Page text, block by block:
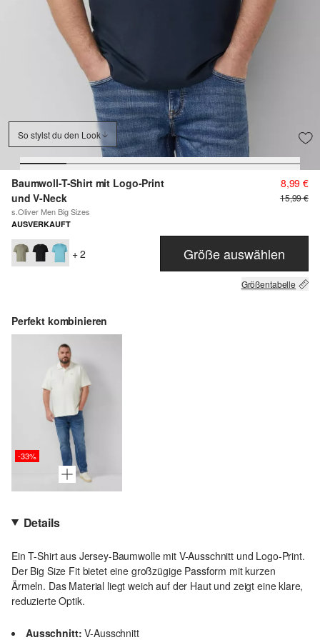
So stylst du den Look
Baumwoll-T-Shirt mit Logo-Print
und V-Neck
s.Oliver Men Big Sizes
8,99 €
15,99 €
AUSVERKAUFT
+ 2 Größe auswählen
Größentabelle
Perfekt kombinieren
-33%
Details
Ein T-Shirt aus Jersey-Baumwolle mit V-Ausschnitt und Logo-Print.
Der Big Size Fit bietet eine großzügige Passform mit kurzen
Ärmeln. Das Material liegt weich auf der Haut und zeigt eine klare,
reduzierte Optik.
Ausschnitt: V-Ausschnitt